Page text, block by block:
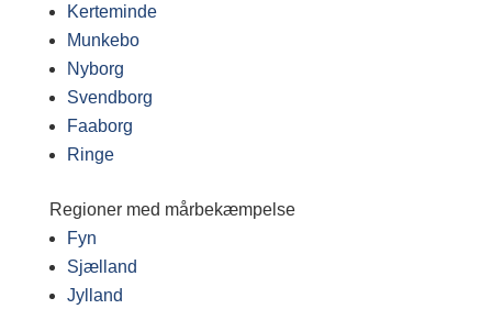
Kerteminde
Munkebo
Nyborg
Svendborg
Faaborg
Ringe
Regioner med mårbekæmpelse
Fyn
Sjælland
Jylland